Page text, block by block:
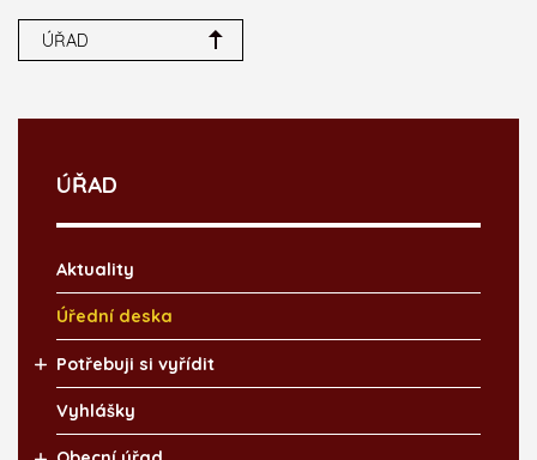
ÚŘAD
ÚŘAD
Aktuality
Úřední deska
Potřebuji si vyřídit
Vyhlášky